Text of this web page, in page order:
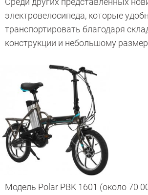
электровелосипеда, которые
транспортировать благодаря
конструкции и небольшому
Модель Polar PBK 1601 (около 70